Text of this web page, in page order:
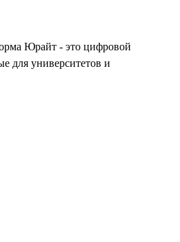
Юрайт - это цифровой
для университетов и